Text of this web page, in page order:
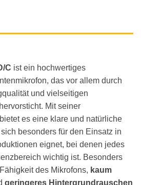
C ist ein hochwertiges
das vor allem durch
und vielseitigen
Mit seiner
bietet es eine klare und natürliche
besonders für den Einsatz in
eignet, bei denen jedes
wichtig ist. Besonders
des Mikrofons, kaum
geringeres Hintergrundrauschen